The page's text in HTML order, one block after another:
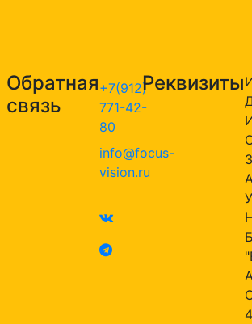
Обратная
связь
+7(912)
771-42-
80
info@focus-
vision.ru
Реквизиты